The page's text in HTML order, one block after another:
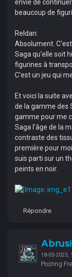
envie de
beaucoup de
Reldan:
Absolument.
Saga qu'elle soit
figurines à
C'est un jeu qui
Et voici la suite
de la gamme des
gamme pour me
Saga l'âge de la
contraste des
première pour
suis parti sur un
peints en noir.
Répondre
18-05-2025,
Posting